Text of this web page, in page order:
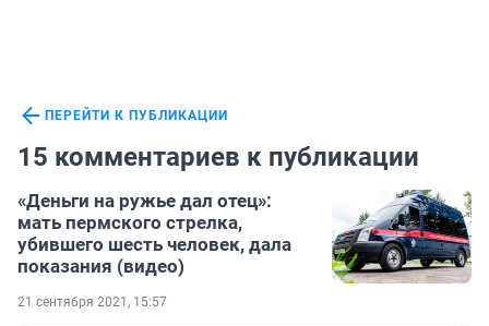
ПЕРЕЙТИ К ПУБЛИКАЦИИ
15 комментариев к публикации
«Деньги на ружье дал отец»:
мать пермского стрелка,
убившего шесть человек, дала
показания (видео)
21 сентября 2021, 15:57